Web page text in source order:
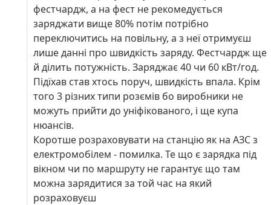
фестчардж, а на фест не рекомедується
заряджати вище 80% потім потрібно
переключитись на повільну, а з неї отримуєш
лише данні про швидкість заряду. Фестчардж ще
й ділить потужність. Заряджає 40 чи 60 кВт/год.
Підїхав став хтось поруч, швидкість впала. Крім
того 3 різних типи розємів бо виробники не
можуть прийти до уніфікованого, і ще купа
нюансів.
Коротше розраховувати на станцію як на АЗС з
електромобілем - помилка. Те що є зарядка під
вікном чи по маршруту не гарантує що там
можна зарядитися за той час на який
розраховуєш